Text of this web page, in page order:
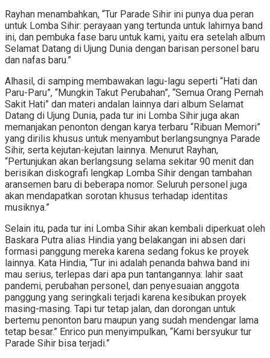
Rayhan menambahkan, “Tur Parade Sihir ini punya dua peran
untuk Lomba Sihir: perayaan yang tertunda untuk lahirnya band
ini, dan pembuka fase baru untuk kami, yaitu era setelah album
Selamat Datang di Ujung Dunia dengan barisan personel baru
dan nafas baru.”
Alhasil, di samping membawakan lagu-lagu seperti “Hati dan
Paru-Paru”, “Mungkin Takut Perubahan”, “Semua Orang Pernah
Sakit Hati” dan materi andalan lainnya dari album Selamat
Datang di Ujung Dunia, pada tur ini Lomba Sihir juga akan
memanjakan penonton dengan karya terbaru “Ribuan Memori”
yang dirilis khusus untuk menyambut berlangsungnya Parade
Sihir, serta kejutan-kejutan lainnya. Menurut Rayhan,
“Pertunjukan akan berlangsung selama sekitar 90 menit dan
berisikan diskografi lengkap Lomba Sihir dengan tambahan
aransemen baru di beberapa nomor. Seluruh personel juga
akan mendapatkan sorotan khusus terhadap identitas
musiknya.”
Selain itu, pada tur ini Lomba Sihir akan kembali diperkuat oleh
Baskara Putra alias Hindia yang belakangan ini absen dari
formasi panggung mereka karena sedang fokus ke proyek
lainnya. Kata Hindia, “Tur ini adalah penanda bahwa band ini
mau serius, terlepas dari apa pun tantangannya: lahir saat
pandemi, perubahan personel, dan penyesuaian anggota
panggung yang seringkali terjadi karena kesibukan proyek
masing-masing. Tapi tur tetap jalan, dan dorongan untuk
bertemu penonton baru maupun yang sudah mendengar lama
tetap besar.” Enrico pun menyimpulkan, “Kami bersyukur tur
Parade Sihir bisa terjadi.”